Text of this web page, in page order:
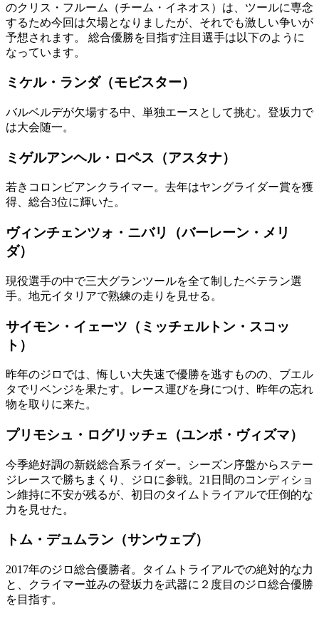
のクリス・フルーム（チーム・イネオス）は、ツールに専念
するため今回は欠場となりましたが、それでも激しい争いが
予想されます。 総合優勝を目指す注目選手は以下のように
なっています。
ミケル・ランダ（モビスター）
バルベルデが欠場する中、単独エースとして挑む。登坂力で
は大会随一。
ミゲルアンヘル・ロペス（アスタナ）
若きコロンビアンクライマー。去年はヤングライダー賞を獲
得、総合3位に輝いた。
ヴィンチェンツォ・ニバリ（バーレーン・メリ
ダ）
現役選手の中で三大グランツールを全て制したベテラン選
手。地元イタリアで熟練の走りを見せる。
サイモン・イェーツ（ミッチェルトン・スコッ
ト）
昨年のジロでは、悔しい大失速で優勝を逃すものの、ブエル
タでリベンジを果たす。レース運びを身につけ、昨年の忘れ
物を取りに来た。
プリモシュ・ログリッチェ（ユンボ・ヴィズマ）
今季絶好調の新鋭総合系ライダー。シーズン序盤からステー
ジレースで勝ちまくり、ジロに参戦。21日間のコンディショ
ン維持に不安が残るが、初日のタイムトライアルで圧倒的な
力を見せた。
トム・デュムラン（サンウェブ）
2017年のジロ総合優勝者。タイムトライアルでの絶対的な力
と、クライマー並みの登坂力を武器に２度目のジロ総合優勝
を目指す。